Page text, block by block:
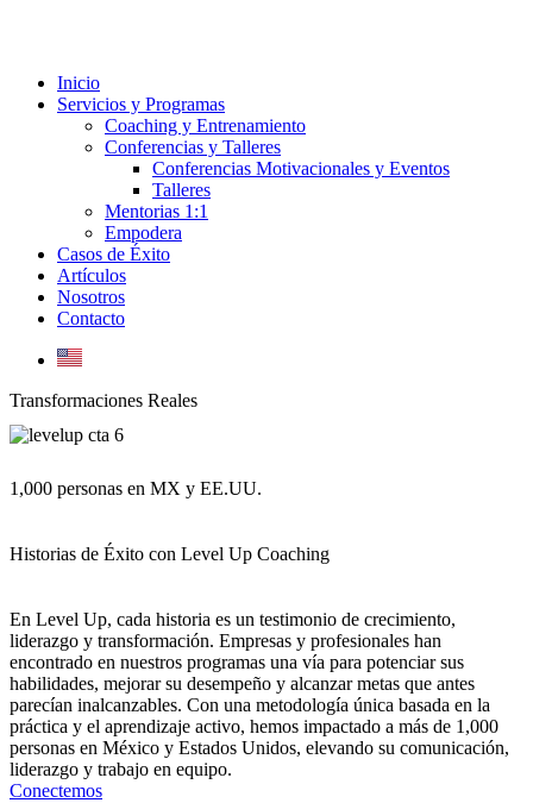
Inicio
Servicios y Programas
Coaching y Entrenamiento
Conferencias y Talleres
Conferencias Motivacionales y Eventos
Talleres
Mentorias 1:1
Empodera
Casos de Éxito
Artículos
Nosotros
Contacto
Transformaciones Reales
1,000 personas en MX y EE.UU.
Historias de Éxito con Level Up Coaching
En Level Up, cada historia es un testimonio de crecimiento,
liderazgo y transformación. Empresas y profesionales han
encontrado en nuestros programas una vía para potenciar sus
habilidades, mejorar su desempeño y alcanzar metas que antes
parecían inalcanzables. Con una metodología única basada en la
práctica y el aprendizaje activo, hemos impactado a más de 1,000
personas en México y Estados Unidos, elevando su comunicación,
liderazgo y trabajo en equipo.
Conectemos